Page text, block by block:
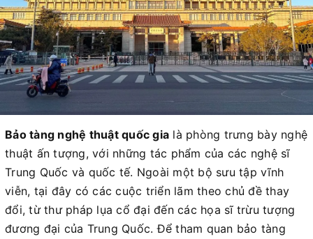
Bảo tàng nghệ thuật quốc gia là phòng trưng bày nghệ
thuật ấn tượng, với những tác phẩm của các nghệ sĩ
Trung Quốc và quốc tế. Ngoài một bộ sưu tập vĩnh
viễn, tại đây có các cuộc triển lãm theo chủ đề thay
đổi, từ thư pháp lụa cổ đại đến các họa sĩ trừu tượng
đương đại của Trung Quốc. Để tham quan bảo tàng